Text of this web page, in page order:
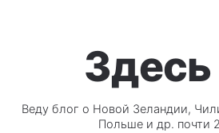
Веду блог о Новой Зеландии,
Польше и др. почти